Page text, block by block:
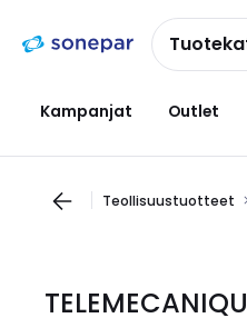
navigointiinsisältöön
Kampanjat Outlet
Teollisuustuotteet